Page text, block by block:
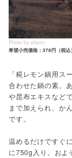
Photo by akiyon
希望小売価格：378円（税込）
「糀レモン鍋用ス
合わせた鍋の素。
や昆布エキスなど
まで加えられ、か
です。
温めるだけですぐ
に750g入り。およ